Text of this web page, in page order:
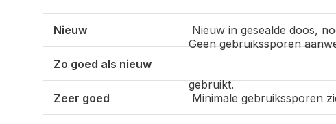
Nieuw Nieuw in gesealde doos,
Zo goed als nieuw
Geen gebruikssporen
gebruikt.
Zeer goed
Minimale gebruikssporen